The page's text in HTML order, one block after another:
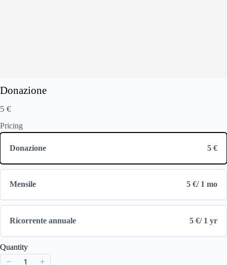
Donazione
N
o
w
5 €
Pricing
Donazione 5 €
Mensile 5 €/ 1 mo
Ricorrente annuale 5 €/ 1 yr
Quantity
Write a review
Title